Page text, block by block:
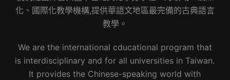
化、國際化教學機構,提供華語文地區最完備的古典語言
教學。
We are the international cducational program that
is interdisciplinary and for all universities in Taiwan.
It provides the Chinese-speaking world with